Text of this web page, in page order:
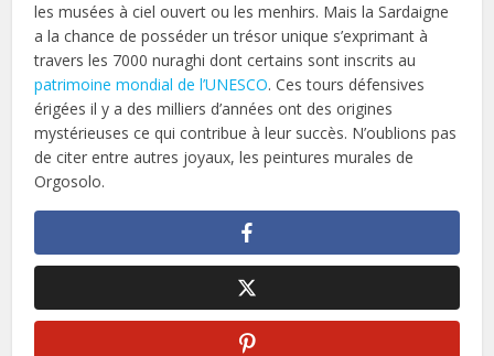
les musées à ciel ouvert ou les menhirs. Mais la Sardaigne
a la chance de posséder un trésor unique s’exprimant à
travers les 7000 nuraghi dont certains sont inscrits au
patrimoine mondial de l’UNESCO. Ces tours défensives
érigées il y a des milliers d’années ont des origines
mystérieuses ce qui contribue à leur succès. N’oublions pas
de citer entre autres joyaux, les peintures murales de
Orgosolo.